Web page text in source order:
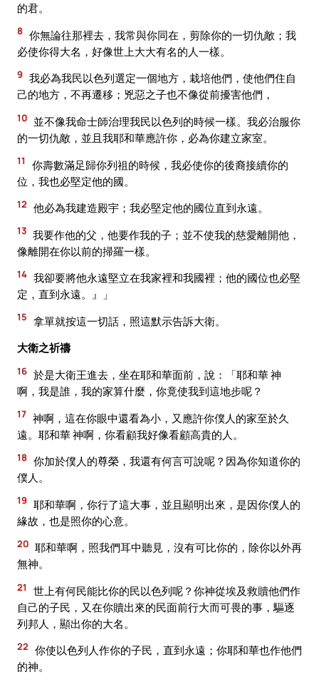
的君。
8 你無論往那裡去，我常與你同在，剪除你的一切仇敵；我
必使你得大名，好像世上大大有名的人一樣。
9 我必為我民以色列選定一個地方，栽培他們，使他們住自
己的地方，不再遷移；兇惡之子也不像從前擾害他們，
10 並不像我命士師治理我民以色列的時候一樣。我必治服你
的一切仇敵，並且我耶和華應許你，必為你建立家室。
11
你壽數滿足歸你列祖的時候，我必使你的後裔接續你的
位，我也必堅定他的國。
12 他必為我建造殿宇；我必堅定他的國位直到永遠。
13 我要作他的父，他要作我的子；並不使我的慈愛離開他，
像離開在你以前的掃羅一樣。
14 我卻要將他永遠堅立在我家裡和我國裡；他的國位也必堅
定，直到永遠。』」
15 拿單就按這一切話，照這默示告訴大衛。
大衛之祈禱
16 於是大衛王進去，坐在耶和華面前，說：「耶和華 神
啊，我是誰，我的家算什麼，你竟使我到這地步呢？
17 神啊，這在你眼中還看為小，又應許你僕人的家至於久
遠。耶和華 神啊，你看顧我好像看顧高貴的人。
18 你加於僕人的尊榮，我還有何言可說呢？因為你知道你的
僕人。
19 耶和華啊，你行了這大事，並且顯明出來，是因你僕人的
緣故，也是照你的心意。
20 耶和華啊，照我們耳中聽見，沒有可比你的，除你以外再
無神。
21
世上有何民能比你的民以色列呢？你神從埃及救贖他們作
自己的子民，又在你贖出來的民面前行大而可畏的事，驅逐
列邦人，顯出你的大名。
22 你使以色列人作你的子民，直到永遠；你耶和華也作他們
的神。